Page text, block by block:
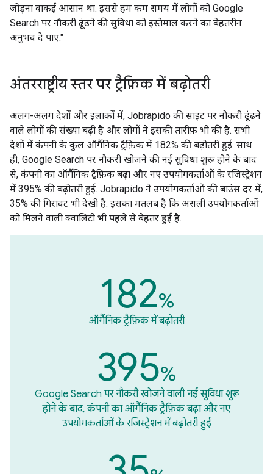
जोड़ना वाकई आसान था. इससे हम कम समय में लोगों को Google
Search पर नौकरी ढूंढने की सुविधा को इस्तेमाल करने का बेहतरीन
अनुभव दे पाए."
अंतरराष्ट्रीय स्तर पर ट्रैफ़िक में बढ़ोतरी
अलग-अलग देशों और इलाकों में, Jobrapido की साइट पर नौकरी ढूंढने
वाले लोगों की संख्या बढ़ी है और लोगों ने इसकी तारीफ़ भी की है. सभी
देशों में कंपनी के कुल ऑर्गैनिक ट्रैफ़िक में 182% की बढ़ोतरी हुई. साथ
ही, Google Search पर नौकरी खोजने की नई सुविधा शुरू होने के बाद
से, कंपनी का ऑर्गैनिक ट्रैफ़िक बढ़ा और नए उपयोगकर्ताओं के रजिस्ट्रेशन
में 395% की बढ़ोतरी हुई. Jobrapido ने उपयोगकर्ताओं की बाउंस दर में,
35% की गिरावट भी देखी है. इसका मतलब है कि असली उपयोगकर्ताओं
को मिलने वाली क्वालिटी भी पहले से बेहतर हुई है.
182%
ऑर्गैनिक ट्रैफ़िक में बढ़ोतरी
395%
Google Search पर नौकरी खोजने वाली नई सुविधा शुरू
होने के बाद, कंपनी का ऑर्गैनिक ट्रैफ़िक बढ़ा और नए
उपयोगकर्ताओं के रजिस्ट्रेशन में बढ़ोतरी हुई